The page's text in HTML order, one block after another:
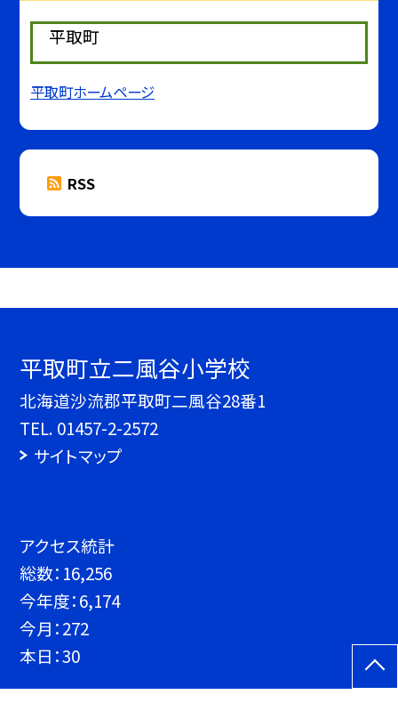
平取町
平取町ホームページ
RSS
平取町立二風谷小学校
北海道沙流郡平取町二風谷28番1
TEL. 01457-2-2572
サイトマップ
アクセス統計
総数： 16,256
今年度：6,174
今月：272
本日：30